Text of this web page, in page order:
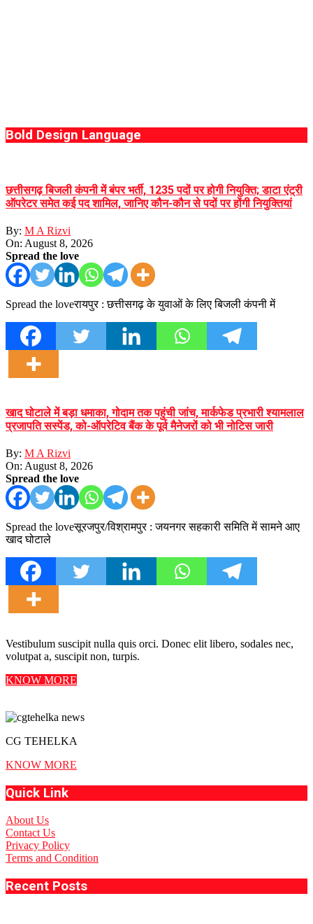
Bold Design Language
छत्तीसगढ़ बिजली कंपनी में बंपर भर्ती, 1235 पदों पर होगी नियुक्ति; डाटा एंट्री
ऑपरेटर समेत कई पद शामिल, जानिए कौन-कौन से पदों पर होंगी नियुक्तियां
By: M A Rizvi
On: August 8, 2026
Spread the love
Spread the loveरायपुर : छत्तीसगढ़ के युवाओं के लिए बिजली कंपनी में
खाद घोटाले में बड़ा धमाका, गोदाम तक पहुंची जांच, मार्कफेड प्रभारी श्यामलाल
प्रजापति सस्पेंड, को-ऑपरेटिव बैंक के पूर्व मैनेजरों को भी नोटिस जारी
By: M A Rizvi
On: August 8, 2026
Spread the love
Spread the loveसूरजपुर/विश्रामपुर : जयनगर सहकारी समिति में सामने आए
खाद घोटाले
Vestibulum suscipit nulla quis orci. Donec elit libero, sodales nec,
volutpat a, suscipit non, turpis.
KNOW MORE
CG TEHELKA
KNOW MORE
Quick Link
About Us
Contact Us
Privacy Policy
Terms and Condition
Recent Posts